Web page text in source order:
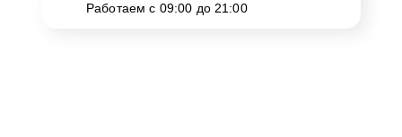
Работаем с 09:00 до 21:00